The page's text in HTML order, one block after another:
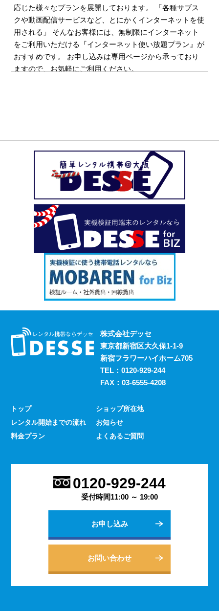
応じた様々なプランを展開しております。 「各種サブス
クや動画配信サービスなど、とにかくインターネットを使
用される」 そんなお客様には、無制限にインターネット
をご利用いただける『インターネット使い放題プラン』が
おすすめです。 お申し込みは専用ページから承っており
ますので、お気軽にご利用ください。
にお送りすることは一切ございません。 お客様と直接や
り取りのできるメールやお電話でのご請求となりますの
で、万一レンタルスマホの使用を他の方に知られたくな
い、という場合も安心してご利用いただけます。
デッセがスマホのレンタルと並行して展開しているのが、
ポケットwifiのレンタルサービスです。 街中にもフリーwifi
はありますが、通信速度に難があったり接続に制限があっ
たりと不便な面も否めません。 それらの影響を受けず、
電波圏内ならいつでも快適にインターネットを楽しめるポ
ケットwifiをレンタルでお得にご利用いただけます。 ご希
望の際はお気軽にご相談ください。
レンタルスマホには通話・通信以外にも様々な利用方法が
あります。 例えば、スマホ用アプリの開発における実機
検証用にスマホのレンタルをお考えの際は、デッセまでご
相談ください。
過去に発生した料金トラブルなど、身の回りの様々な事情
からスマホの利用契約を締結できない、という方は意外に
うな連絡手段となるものは手元にないと何かと手間がかか
るものです。 デッセでは、そういった方であっても気軽
にご契約いただけるレンタルスマホサービスのご案内を行
してだけでなく出退勤やスケジュールの管理などにも活躍
します。 会社は人の出入りもありますので、通常のスマ
ホのように1台1台契約するよりも、まとめてレンタルする
方がよりお得に利用できます。 会社用のレンタルスマホ
個人でのご利用から法人向けの複数台のご利用まで、お客
様の用途に合わせた様々な利用方法を提案できるデッセの
株式会社デッセ
東京都新宿区大久保1-1-9
新宿フラワーハイホーム705
TEL： 0120-929-244
FAX：03-6555-4208
トップ
レンタル開始までの流れ
料金プラン
ショップ所在地
お知らせ
よくあるご質問
0120-929-244
受付時間11:00 ～ 19:00
お申し込み
お問い合わせ